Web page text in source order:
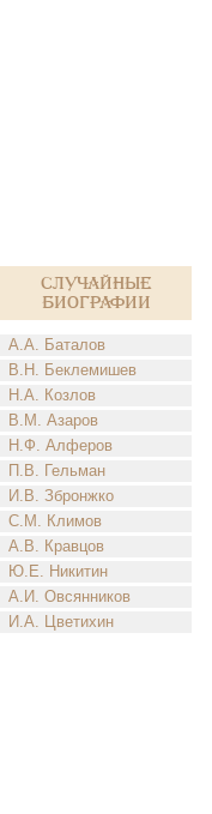
Случайные
биографии
А.А. Баталов
В.Н. Беклемишев
Н.А. Козлов
В.М. Азаров
Н.Ф. Алферов
П.В. Гельман
И.В. Збронжко
С.М. Климов
А.В. Кравцов
Ю.Е. Никитин
А.И. Овсянников
И.А. Цветихин